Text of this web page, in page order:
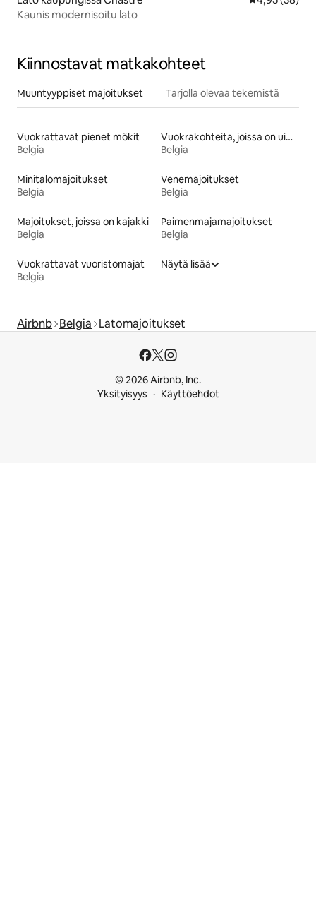
Kaunis modernisoitu lato
Kiinnostavat matkakohteet
Muuntyyppiset majoitukset Tarjolla olevaa tekemistä
Vuokrattavat pienet mökit
Belgia
Vuokrakohteita, joissa on uima-allas
Belgia
Minitalomajoitukset
Belgia
Venemajoitukset
Belgia
Majoitukset, joissa on kajakki
Belgia
Paimenmajamajoitukset
Belgia
Vuokrattavat vuoristomajat
Belgia
Näytä lisää
Airbnb Belgia Latomajoitukset
© 2026 Airbnb, Inc.
Yksityisyys
Käyttöehdot